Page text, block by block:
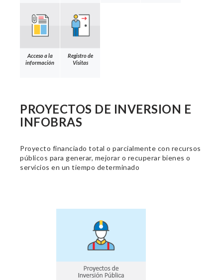
Acceso a la
información
Registro de
Visitas
PROYECTOS DE INVERSION E
INFOBRAS
Proyecto financiado total o parcialmente con recursos
públicos para generar, mejorar o recuperar bienes o
servicios en un tiempo determinado